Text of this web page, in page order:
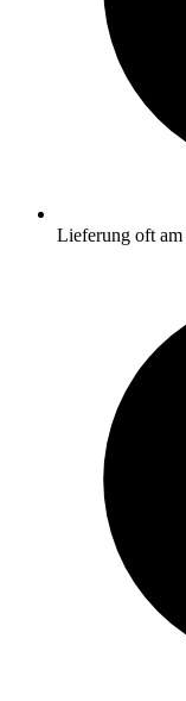
Lieferung oft am